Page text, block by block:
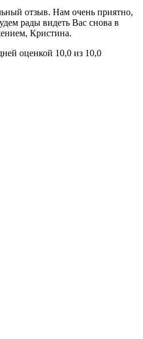
отзыв. Нам очень приятно,
рады видеть Вас снова в
Кристина.
оценкой 10,0 из 10,0